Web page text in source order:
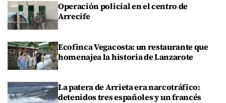
Operación policial en el centro de
Arrecife
Ecofinca Vegacosta: un restaurante que
homenajea la historia de Lanzarote
La patera de Arrieta era narcotráfico:
detenidos tres españoles y un francés